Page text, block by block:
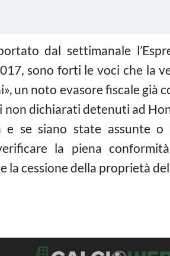
dal settimanale
sono forti le voci che la
un noto evasore fiscale
dichiarati detenuti ad
se siano state assunte o
la piena
cessione della proprietà